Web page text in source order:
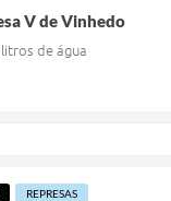
V de Vinhedo
de água
REPRESAS